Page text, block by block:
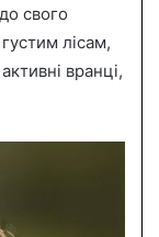
свого
лісам,
вранці,